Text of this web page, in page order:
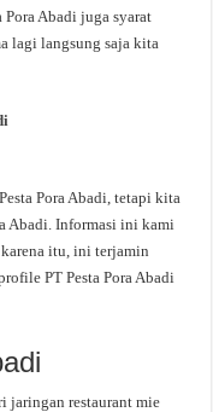
Abadi juga syarat
lagi langsung saja kita
Pora Abadi, tetapi kita
Abadi. Informasi ini kami
itu, ini terjamin
PT Pesta Pora Abadi
jaringan restaurant mie